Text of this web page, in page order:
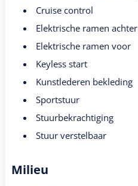
Cruise control
Elektrische ramen achter
Elektrische ramen voor
Keyless start
Kunstlederen bekleding
Sportstuur
Stuurbekrachtiging
Stuur verstelbaar
Milieu